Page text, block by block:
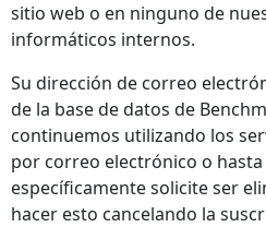
sitio web o en ninguno de
informáticos internos.
Su dirección de correo
de la base de datos de
continuemos utilizando los
por correo electrónico o
específicamente solicite ser
hacer esto cancelando la